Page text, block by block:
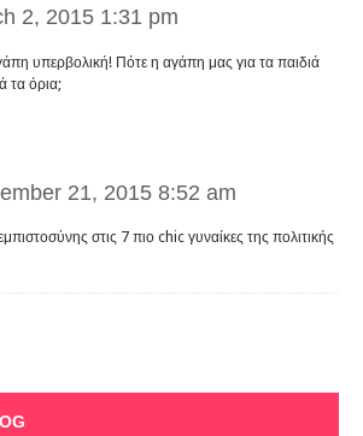
2, 2015 1:31 pm
υπερβολική! Πότε η αγάπη μας για τα παιδιά
τα όρια;
21, 2015 8:52 am
στις 7 πιο chic γυναίκες της πολιτικής